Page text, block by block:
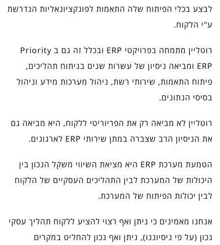
לבצע בכלי הפיתוח שלה התאמות לפונקציונאליות הנדרשת
ע"י הלקוח.
רוטליין מתמחה בפרויקטי ERP ובכלל זה גם ב Priority
ERP ומביאה ניסיון של עשרות שנים בניתוח תהליכים,
פיתוח התאמות, שירותי רשת, ניהול מערכות מידע וניהול
בסיסי הנתונים.
רוטליין לא מביאה רק את הפריוריטי ללקוח, היא מביאה גם
את הניסיון הרב שצברה במתן שירותי ERP לארגונים.
הטמעת מערכת ERP היא מציאת השיווי משקל הנכון בין
היכולות של המערכת לבין התהליכים העסקיים של הלקוח
לבין יכולות הפיתוח של המערכת.
אנחנו מאמינים כי ניתן ואף רצוי להציע ללקוח תהליך עסקי
נכון (על פי ניסיוננו), ניתן ואף נכון להחליט במקרים